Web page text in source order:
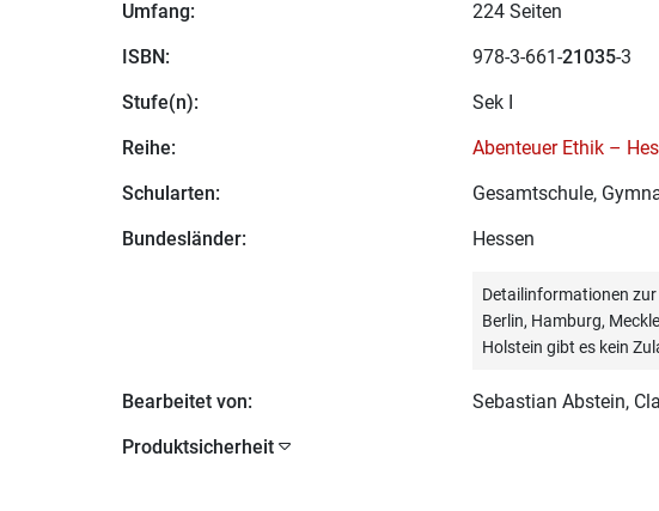
Umfang:
224 Seiten
ISBN:
978-3-661-21035-3
Stufe(n):
Sek I
Reihe:
Abenteuer Ethik –
Schularten:
Gesamtschule,
Bundesländer:
Hessen
Detailinformationen
Berlin, Hamburg,
Holstein gibt es kein
Bearbeitet von: Sebastian Abstein,
Produktsicherheit